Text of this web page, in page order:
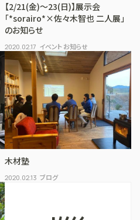
【2/21(金)～23(日)】展示会
「*sorairo*×佐々木智也 二人展」
のお知らせ
2020.02.17 イベント お知らせ
木材塾
2020.02.13 ブログ